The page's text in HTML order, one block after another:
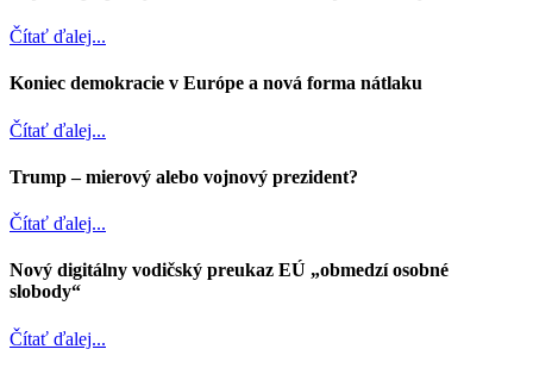
Čítať ďalej...
Koniec demokracie v Európe a nová forma nátlaku
Čítať ďalej...
Trump – mierový alebo vojnový prezident?
Čítať ďalej...
Nový digitálny vodičský preukaz EÚ „obmedzí osobné
slobody“
Čítať ďalej...